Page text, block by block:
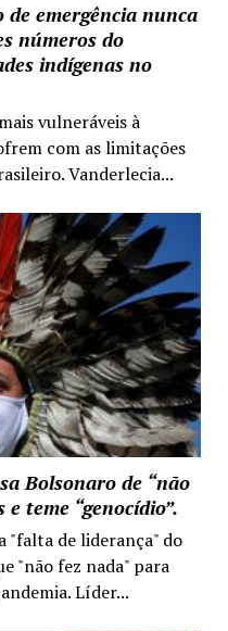
de emergência nunca
números do
indígenas no
vulneráveis à
com as limitações
Vanderlecia...
Bolsonaro de “não
teme “genocídio”.
de liderança" do
"não fez nada" para
Líder...